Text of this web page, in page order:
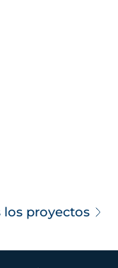
los proyectos